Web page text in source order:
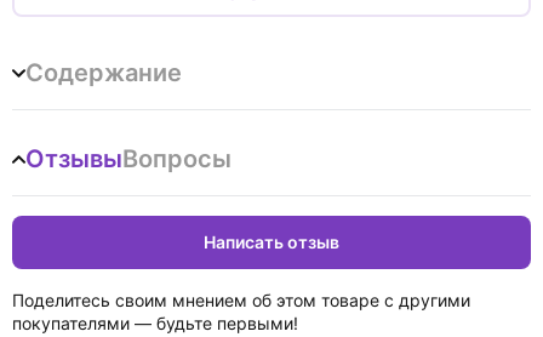
Большое внимание уделено уходу за автомобилем, выбору
неисправности, причины их возникновения и методы
устранения. На основе информации, содержащейся в книге,
владелец автомобиля может самостоятельно выполнить
сервисный центр и автомастерскую. Издание
предназначено для работников СТОА и владельцев
автомобилей Mitsubishi Carizma.
Содержание
ОтзывыВопросы
Написать отзыв
Поделитесь своим мнением об этом товаре с другими
покупателями — будьте первыми!